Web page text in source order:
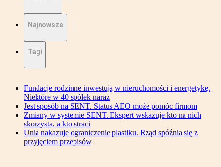
Najnowsze
Tagi
Fundacje rodzinne inwestują w nieruchomości i energetykę.
Niektóre w 40 spółek naraz
Jest sposób na SENT. Status AEO może pomóc firmom
Zmiany w systemie SENT. Ekspert wskazuje kto na nich
skorzysta, a kto straci
Unia nakazuje ograniczenie plastiku. Rząd spóźnia się z
przyjęciem przepisów